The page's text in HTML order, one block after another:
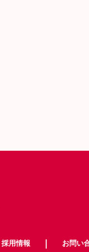
採用情報 お問い